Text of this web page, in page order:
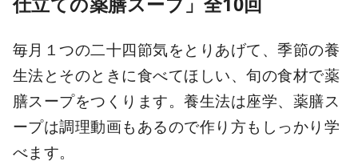
毎月１つの二十四節気をとりあげて、季節の養
生法とそのときに食べてほしい、旬の食材で薬
膳スープをつくります。養生法は座学、薬膳ス
ープは調理動画もあるので作り方もしっかり学
べます。